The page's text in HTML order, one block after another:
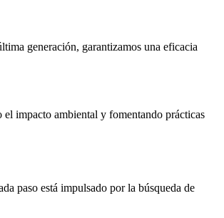
generación, garantizamos una eficacia
impacto ambiental y fomentando prácticas
paso está impulsado por la búsqueda de